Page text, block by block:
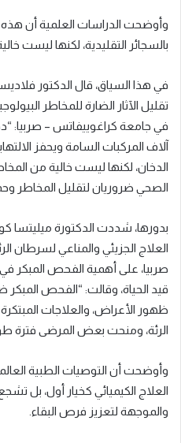
وأوضحت الدراسات العلمية أن هذه
بالسجائر التقليدية، لكنها ليست
في هذا السياق، قال الدكتور
تقليل الآثار الضارة للمخاطر
في جامعة كراغوييفاتس – صربيا:
آلاف المركبات السامة ويحفز
الدخان، لكنها ليست خالية من
الصحي ضروريان لتقليل المخاطر
بدورها، شددت الدكتورة ميليتسا
العلاج الجزيئي والمناعي لسرطان
صربيا، على أهمية الفحص المبكر
قيد الحياة، وقالت: “الفحص
ظهور الأعراض، والعلاجات
الرئة، ومنحت بعض المرضى فترة
وأوضحت أن التوصيات الطبية
العلاج الكيميائي كخيار أول، بل
والموجهة لتعزيز فرص البقاء.